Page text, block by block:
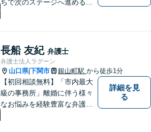
ちで次のステージへ進めるよ
応。【地域に根差した弁護
士】何かお困りごとがござい
ましたらお一人で考え込ま
ず、ご相談下さい。
長船 友紀 弁護士
弁護士法人ラグーン
山口県|下関市 銀山町駅 から徒歩1分
【初回相談無料】「市内最大
級の事務所」離婚に伴う様々
なお悩みを経験豊富な弁護士
詳細を見
る